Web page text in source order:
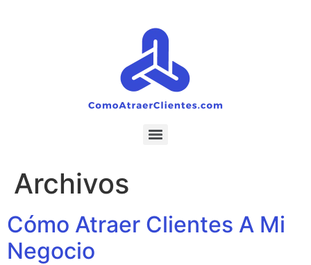
Archivos
Cómo Atraer Clientes A Mi
Negocio